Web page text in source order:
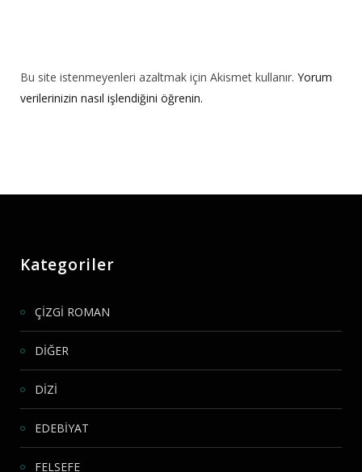
Bu site istenmeyenleri azaltmak için Akismet kullanır. Yorum
verilerinizin nasıl işlendiğini öğrenin.
Kategoriler
ÇİZGİ ROMAN
DİĞER
DİZİ
EDEBİYAT
FELSEFE